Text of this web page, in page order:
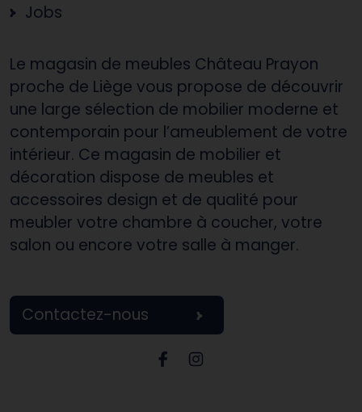
Jobs
Le magasin de meubles Château Prayon
proche de Liège vous propose de découvrir
une large sélection de mobilier moderne et
contemporain pour l’ameublement de votre
intérieur. Ce magasin de mobilier et
décoration dispose de meubles et
accessoires design et de qualité pour
meubler votre chambre à coucher, votre
salon ou encore votre salle à manger.
Contactez-nous
Page Facebook Château
Page Instagram